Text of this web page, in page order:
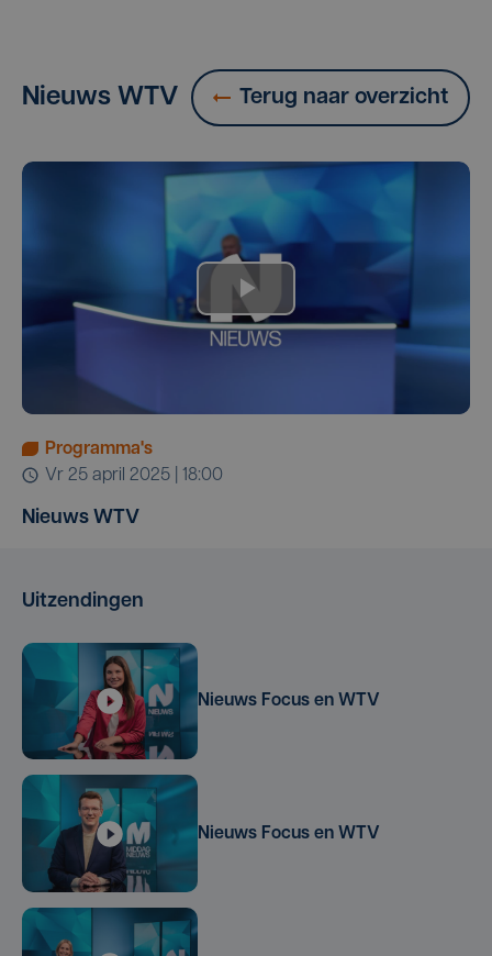
Nieuws WTV Terug naar overzicht
Programma's
vr 25 april 2025 | 18:00
Nieuws WTV
Uitzendingen
Nieuws Focus en WTV
Nieuws Focus en WTV